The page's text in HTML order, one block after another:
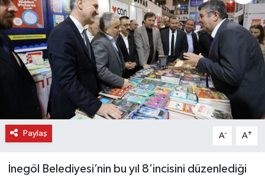
Paylaş A- A+
İnegöl Belediyesi’nin bu yıl 8’incisini düzenlediği